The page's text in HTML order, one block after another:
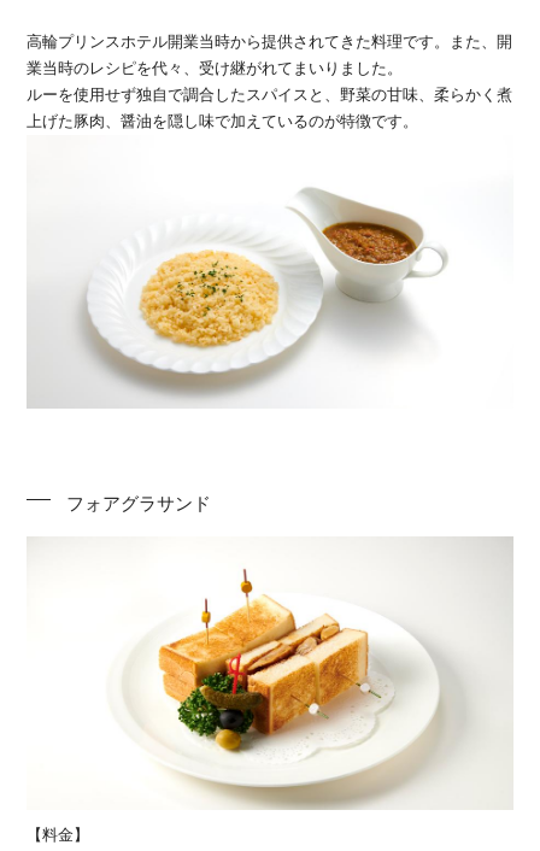
高輪プリンスホテル開業当時から提供されてきた料理です。また、開
業当時のレシピを代々、受け継がれてまいりました。
ルーを使用せず独自で調合したスパイスと、野菜の甘味、柔らかく煮
上げた豚肉、醤油を隠し味で加えているのが特徴です。
フォアグラサンド
【料金】